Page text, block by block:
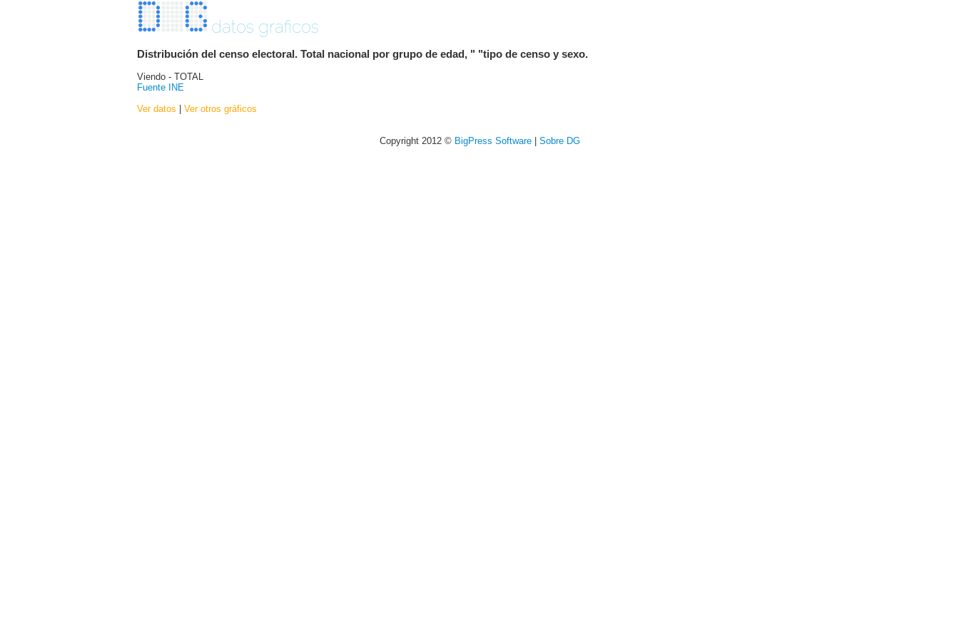
datos graficos
Distribución del censo electoral. Total nacional por grupo de edad, " "tipo de censo y sexo.
Viendo - TOTAL
Fuente INE
Ver datos | Ver otros gráficos
Copyright 2012 © BigPress Software| Sobre DG